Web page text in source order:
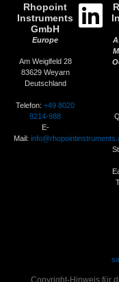
Rhopoint
Instruments
GmbH
Europe
Am Weiglfeld 28
83629 Weyarn
Deutschland
Telefon:+49 8020
9214-988
E-
Mail:
Copyright-Hinweis für